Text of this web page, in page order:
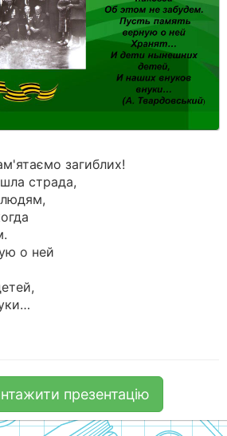
загиблих!
страда,
о ней
презентацію